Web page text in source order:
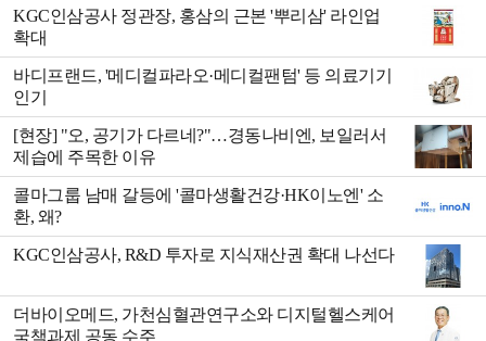
KGC인삼공사 정관장, 홍삼의 근본 '뿌리삼' 라인업
확대
바디프랜드, '메디컬파라오·메디컬팬텀' 등 의료기기
인기
[현장] "오, 공기가 다르네?"…경동나비엔, 보일러서
제습에 주목한 이유
콜마그룹 남매 갈등에 '콜마생활건강·HK이노엔' 소
환, 왜?
KGC인삼공사, R&D 투자로 지식재산권 확대 나선다
더바이오메드, 가천심혈관연구소와 디지털헬스케어
국책과제 공동 수주